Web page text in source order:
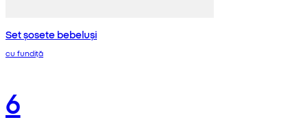
Set șosete bebeluși
cu fundiță
6